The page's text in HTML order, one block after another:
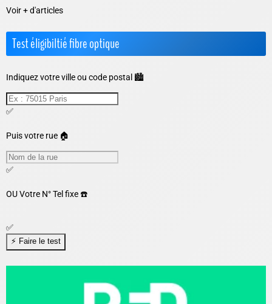
Voir + d'articles
Test éligibiltié fibre optique
Indiquez votre ville ou code postal 🏙️
✅
Puis votre rue 🏠
✅
OUVotre N° Tel fixe ☎️
✅